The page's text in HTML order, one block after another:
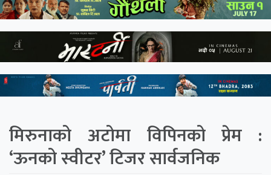
मिरुनाको अटोमा विपिनको प्रेम :
‘ऊनको स्वीटर’ टिजर सार्वजनिक